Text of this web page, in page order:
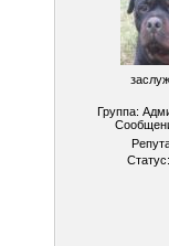
Группа:
Статус: